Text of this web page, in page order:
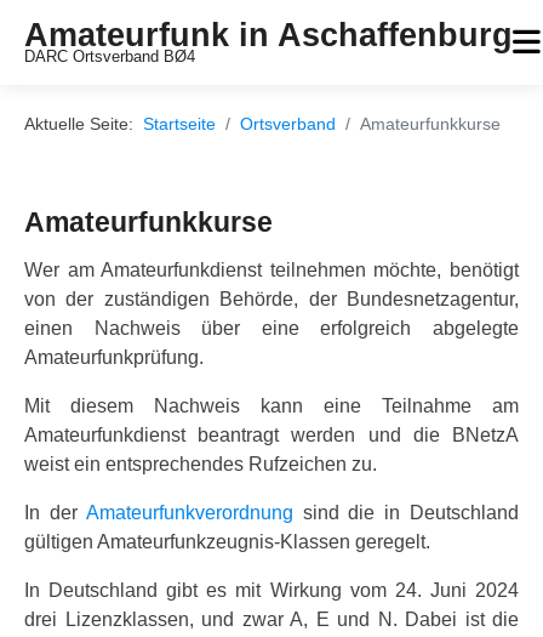
Amateurfunk in Aschaffenburg
DARC Ortsverband BØ4
Aktuelle Seite: Startseite Ortsverband Amateurfunkkurse
Amateurfunkkurse
Wer am Amateurfunkdienst teilnehmen möchte, benötigt
von der zuständigen Behörde, der Bundesnetzagentur,
einen Nachweis über eine erfolgreich abgelegte
Amateurfunkprüfung.
Mit diesem Nachweis kann eine Teilnahme am
Amateurfunkdienst beantragt werden und die BNetzA
weist ein entsprechendes Rufzeichen zu.
In der Amateurfunkverordnung sind die in Deutschland
gültigen Amateurfunkzeugnis-Klassen geregelt.
In Deutschland gibt es mit Wirkung vom 24. Juni 2024
drei Lizenzklassen, und zwar A, E und N. Dabei ist die